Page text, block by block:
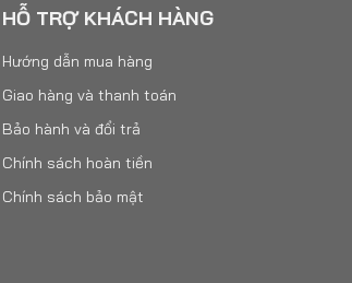
HỖ TRỢ KHÁCH HÀNG
Hướng dẫn mua hàng
Giao hàng và thanh toán
Bảo hành và đổi trả
Chính sách hoàn tiền
Chính sách bảo mật